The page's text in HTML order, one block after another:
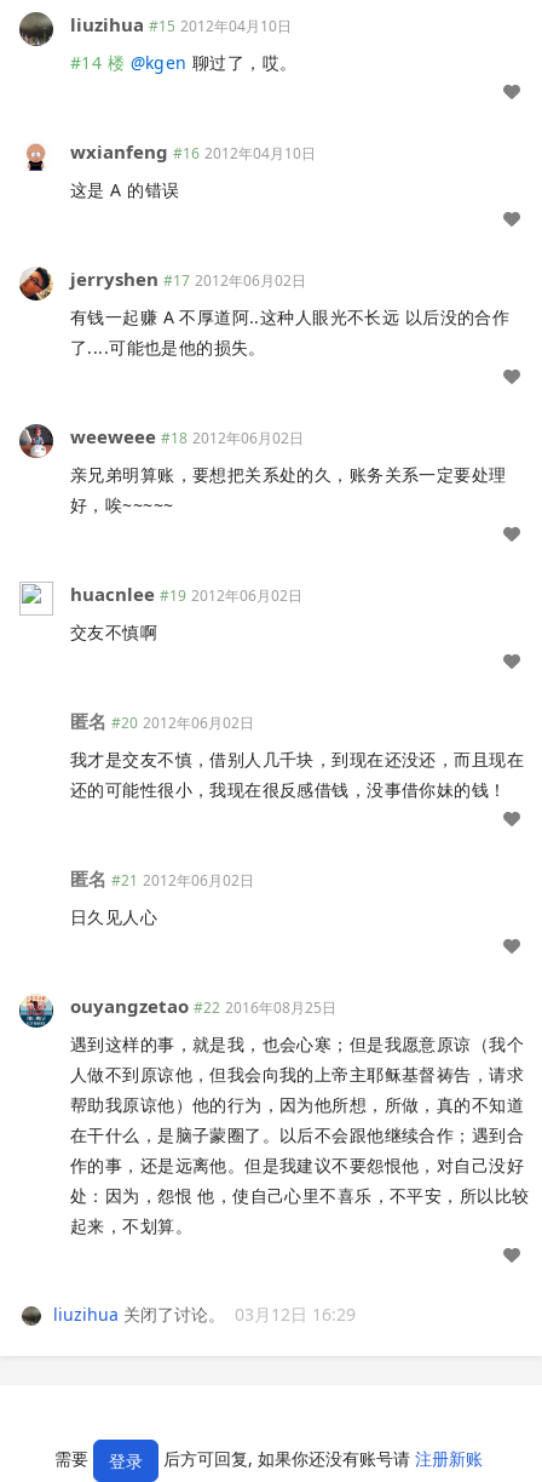
liuzihua #15 2012年04月10日
#14 楼 @kgen 聊过了，哎。
wxianfeng #16 2012年04月10日
这是 A 的错误
jerryshen #17 2012年06月02日
有钱一起赚 A 不厚道阿..这种人眼光不长远 以后没的合作
了....可能也是他的损失。
weeweee #18 2012年06月02日
亲兄弟明算账，要想把关系处的久，账务关系一定要处理
好，唉~~~~~
huacnlee #19 2012年06月02日
交友不慎啊
匿名 #20 2012年06月02日
我才是交友不慎，借别人几千块，到现在还没还，而且现在
还的可能性很小，我现在很反感借钱，没事借你妹的钱！
匿名 #21 2012年06月02日
日久见人心
ouyangzetao #22 2016年08月25日
遇到这样的事，就是我，也会心寒；但是我愿意原谅（我个
人做不到原谅他，但我会向我的上帝主耶稣基督祷告，请求
帮助我原谅他）他的行为，因为他所想，所做，真的不知道
在干什么，是脑子蒙圈了。以后不会跟他继续合作；遇到合
作的事，还是远离他。但是我建议不要怨恨他，对自己没好
处：因为，怨恨 他，使自己心里不喜乐，不平安，所以比较
起来，不划算。
liuzihua 关闭了讨论。 03月12日 16:29
需要 登录 后方可回复, 如果你还没有账号请 注册新账